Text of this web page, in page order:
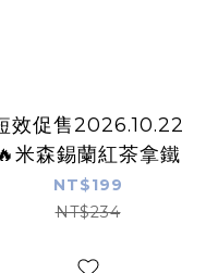
效促售2026.10.22
米森錫蘭紅茶拿鐵
NT$199
NT$234